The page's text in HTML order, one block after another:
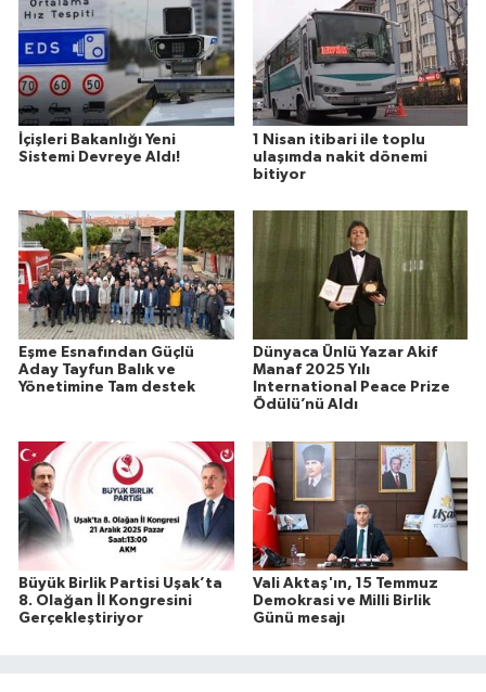
İçişleri Bakanlığı Yeni
Sistemi Devreye Aldı!
1 Nisan itibari ile toplu
ulaşımda nakit dönemi
bitiyor
Eşme Esnafından Güçlü
Aday Tayfun Balık ve
Yönetimine Tam destek
Dünyaca Ünlü Yazar Akif
Manaf 2025 Yılı
International Peace Prize
Ödülü’nü Aldı
Büyük Birlik Partisi Uşak’ta
8. Olağan İl Kongresini
Gerçekleştiriyor
Vali Aktaş'ın, 15 Temmuz
Demokrasi ve Milli Birlik
Günü mesajı